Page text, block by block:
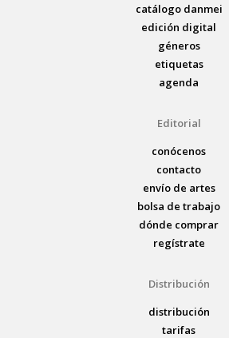
catálogo danmei
edición digital
géneros
etiquetas
agenda
Editorial
conócenos
contacto
envío de artes
bolsa de trabajo
dónde comprar
regístrate
Distribución
distribución
tarifas